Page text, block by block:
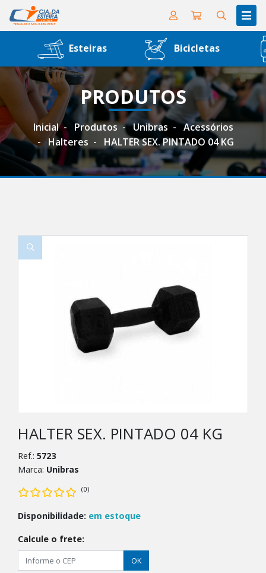
Esteiras Bicicletas
PRODUTOS
Inicial Produtos Unibras
Acessórios
Halteres
HALTER SEX. PINTADO 04 KG
HALTER SEX. PINTADO 04 KG
Ref.: 5723
Marca: Unibras
(0)
Disponibilidade: em estoque
Calcule o frete:
OK